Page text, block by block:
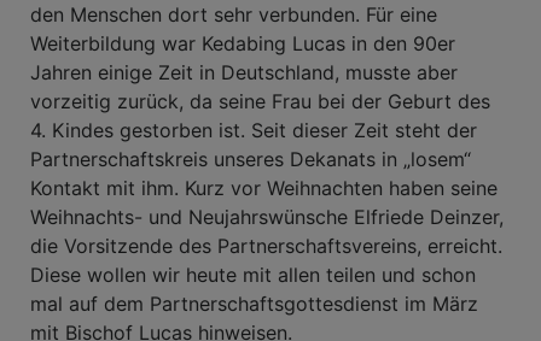
den Menschen dort sehr verbunden. Für eine
Weiterbildung war Kedabing Lucas in den 90er
Jahren einige Zeit in Deutschland, musste aber
vorzeitig zurück, da seine Frau bei der Geburt des
4. Kindes gestorben ist. Seit dieser Zeit steht der
Partnerschaftskreis unseres Dekanats in „losem“
Kontakt mit ihm. Kurz vor Weihnachten haben seine
Weihnachts- und Neujahrswünsche Elfriede Deinzer,
die Vorsitzende des Partnerschaftsvereins, erreicht.
Diese wollen wir heute mit allen teilen und schon
mal auf dem Partnerschaftsgottesdienst im März
mit Bischof Lucas hinweisen.